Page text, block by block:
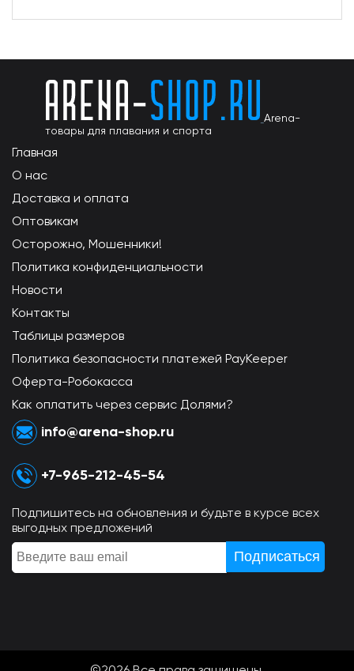
Arena-
товары для плавания и спорта
Главная
О нас
Доставка и оплата
Оптовикам
Осторожно, Мошенники!
Политика конфиденциальности
Новости
Контакты
Таблицы размеров
Политика безопасности платежей PayKeeper
Оферта-Робокасса
Как оплатить через сервис Долями?
info@arena-shop.ru
+7-965-212-45-54
Подпишитесь на обновления и будьте в курсе всех
выгодных предложений